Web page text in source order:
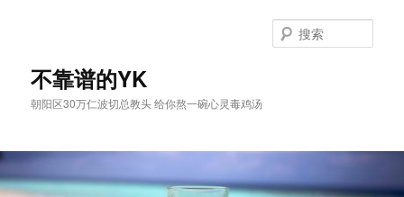
不靠谱的YK
朝阳区30万仁波切总教头 给你熬一碗心灵毒鸡汤
索